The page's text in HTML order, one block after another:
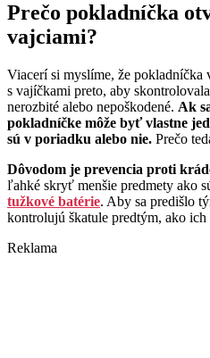
Prečo pokladníčka
vajciami?
Viacerí si myslíme, že pokladníčka
s vajíčkami preto, aby
nerozbité alebo nepoškodené. Ak
pokladníčke môže byť vlastne
sú v poriadku alebo nie. Prečo
Dôvodom je prevencia proti
ľahké skryť menšie predmety ako
tužkové batérie. Aby sa predišlo
kontrolujú škatule predtým, ako ich
Reklama